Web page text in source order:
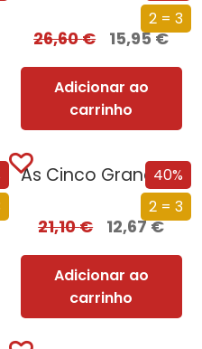
2 = 3
26,60€ 15,95€
Adicionar ao
carrinho
40%
2 = 3
As Cinco Grandes Revoluções da História de Portugal
21,10€ 12,67€
Adicionar ao
carrinho